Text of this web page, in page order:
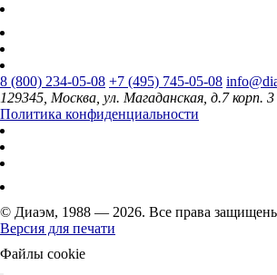
8 (800) 234-05-08 +7 (495) 745-05-08
129345, Москва, ул. Магаданская, д.7 корп. 3
Политика конфиденциальности
© Диаэм, 1988 — 2026. Все права
Версия для печати
Файлы cookie